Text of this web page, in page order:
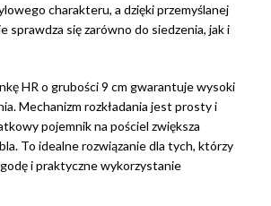
charakteru, a dzięki przemyślanej
sprawdza się zarówno do siedzenia, jak i
HR o grubości 9 cm gwarantuje wysoki
Mechanizm rozkładania jest prosty i
pojemnik na pościel zwiększa
To idealne rozwiązanie dla tych, którzy
i praktyczne wykorzystanie